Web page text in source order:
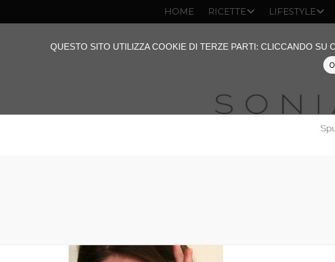
HOME RICETTE LIFESTYLE
QUESTO SITO UTILIZZA COOKIE DI TERZE PARTI: CLICCANDO